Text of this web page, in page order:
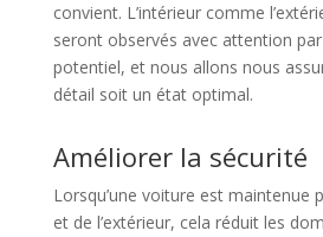
convient. L’intérieur comme
seront observés avec attention
potentiel, et nous allons nous
détail soit un état optimal.
Améliorer la sécurité
Lorsqu’une voiture est maintenue
et de l’extérieur, cela réduit les